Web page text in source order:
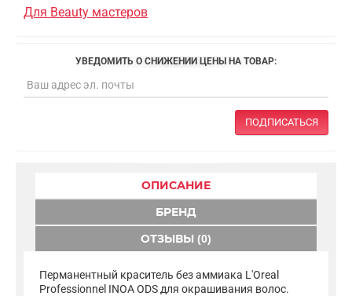
Для Beauty мастеров
УВЕДОМИТЬ О СНИЖЕНИИ ЦЕНЫ НА ТОВАР:
ПОДПИСАТЬСЯ
ОПИСАНИЕ
БРЕНД
ОТЗЫВЫ (0)
Перманентный краситель без аммиака L'Oreal
Professionnel INOA ODS для окрашивания волос.